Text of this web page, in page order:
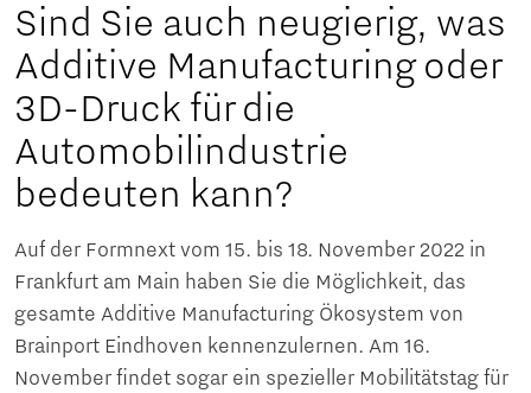
Sind Sie auch neugierig, was
Additive Manufacturing oder
3D-Druck für die
Automobilindustrie
bedeuten kann?
Auf der Formnext vom 15. bis 18. November 2022 in
Frankfurt am Main haben Sie die Möglichkeit, das
gesamte Additive Manufacturing Ökosystem von
Brainport Eindhoven kennenzulernen. Am 16.
November findet sogar ein spezieller Mobilitätstag für